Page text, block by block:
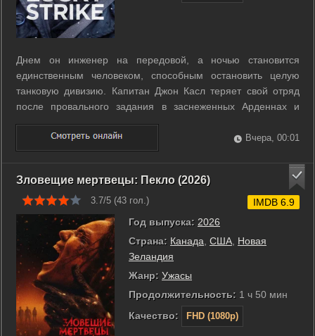
Днем он инженер на передовой, а ночью становится
единственным человеком, способным остановить целую
танковую дивизию. Капитан Джон Касл теряет свой отряд
после провального задания в заснеженных Арденнах и
остается один за линией фронта. Ему нужно преодолеть
тридцать километров по вражеской территории, имея при
себе лишь рацию и остатки снаряжения. ...
Вчера, 00:01
Зловещие мертвецы: Пекло (2026)
3.7/5 (43 гол.)
Год выпуска: 2026
Страна: Канада США Новая
Зеландия
Жанр: Ужасы
Продолжительность: 1 ч 50 мин
Качество:
FHD (1080p)
IMDB 6.9